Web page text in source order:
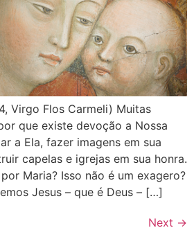
Virgo Flos Carmeli) Muitas
que existe devoção a Nossa
a Ela, fazer imagens em sua
capelas e igrejas em sua honra.
Maria? Isso não é um exagero?
Jesus – que é Deus – […]
Next →